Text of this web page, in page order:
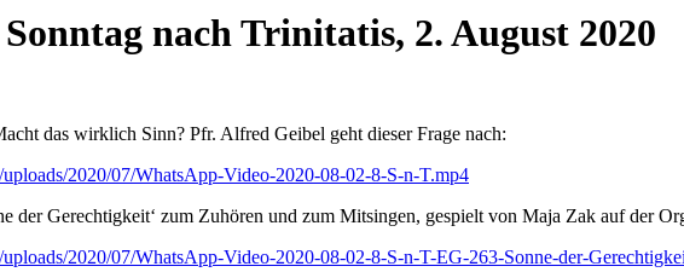
nach Trinitatis, 2. August 2020
das wirklich Sinn? Pfr. Alfred Geibel geht dieser Frage nach:
2020/07/WhatsApp-Video-2020-08-02-8-S-n-T.mp4
der Gerechtigkeit‘ zum Zuhören und zum Mitsingen, gespielt von Maja Zak auf der
2020/07/WhatsApp-Video-2020-08-02-8-S-n-T-EG-263-Sonne-der-